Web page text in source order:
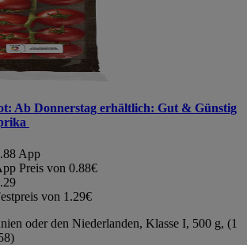
Ab Donnerstag erhältlich: Gut & Günstig
App
Preis von 0.88€
von 1.29€
oder den Niederlanden, Klasse I, 500 g, (1